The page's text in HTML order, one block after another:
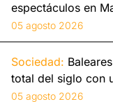
espectáculos en
05 agosto 2026
Sociedad:
total del siglo con
05 agosto 2026